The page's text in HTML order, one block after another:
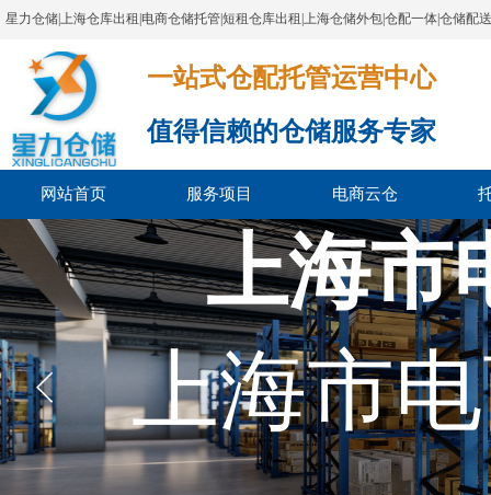
星力仓储|上海仓库出租|电商仓储托管|短租仓库出租|上海仓储外包|仓配一体|仓储配
一站式仓配托管运营中心​​​​​​​​​​​​​​​​​
值得信赖的仓储服务专家
网站首页 服务项目 电商云仓
上海市
上海市